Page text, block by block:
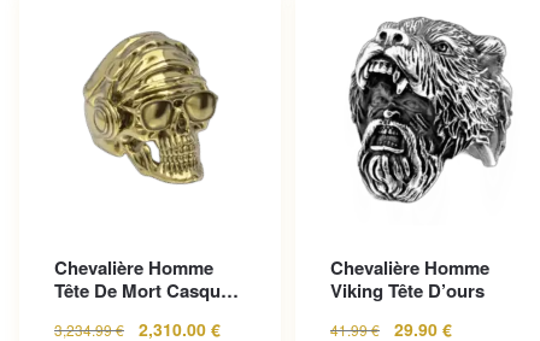
Chevalière Homme
Tête De Mort Casque
3,234.99€ 2,310.00 €
Chevalière Homme
Viking Tête D’ours
41.99€ 29.90 €